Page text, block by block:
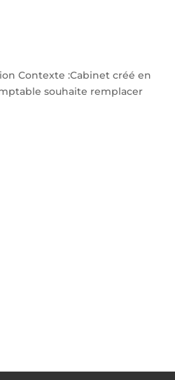
Contexte :Cabinet créé en
souhaite remplacer